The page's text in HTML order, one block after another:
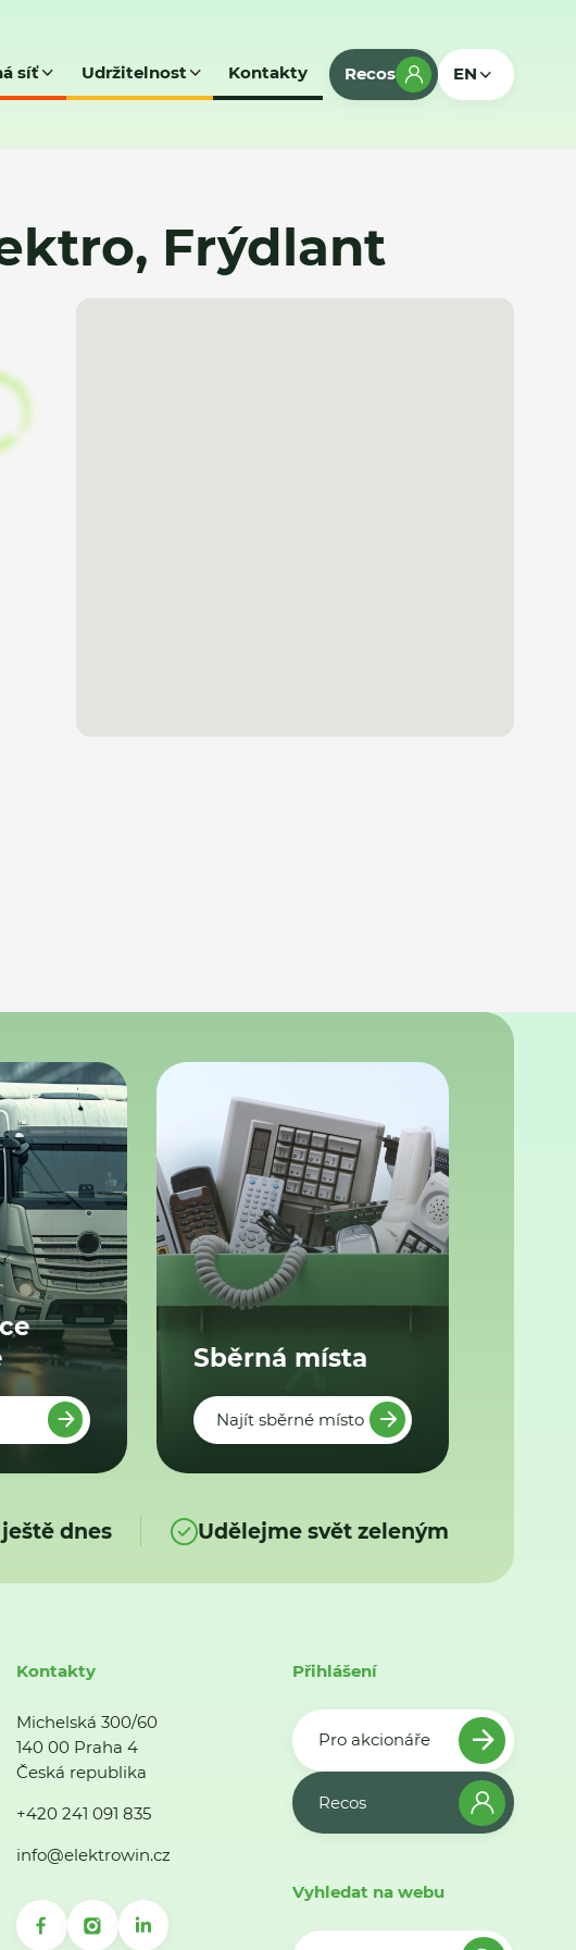
síť Udržitelnost Kontakty Recos EN
Frýdlant
Sběrná místa
Najít sběrné místo
dnes Udělejme svět zeleným
Kontakty
Michelská 300/60
140 00 Praha 4
Česká republika
+420 241 091 835
info@elektrowin.cz
Přihlášení
Pro akcionáře
Recos
Vyhledat na webu